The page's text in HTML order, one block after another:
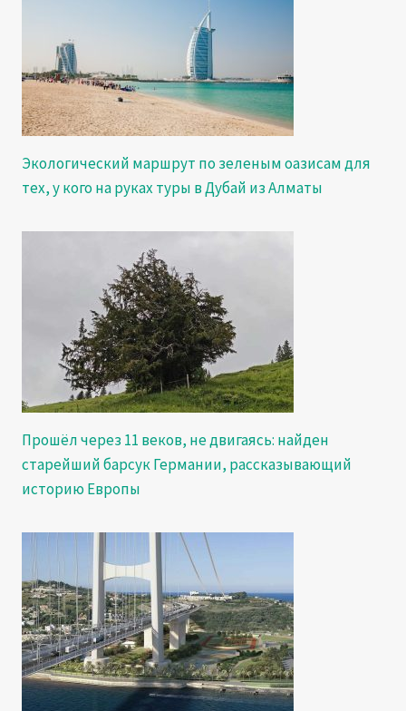
Экологический маршрут по зеленым оазисам для
тех, у кого на руках туры в Дубай из Алматы
Прошёл через 11 веков, не двигаясь: найден
старейший барсук Германии, рассказывающий
историю Европы